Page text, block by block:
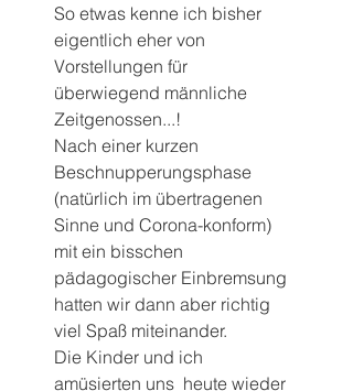
So etwas kenne ich bisher
eigentlich eher von
Vorstellungen für
überwiegend männliche
Zeitgenossen...!
Nach einer kurzen
Beschnupperungsphase
(natürlich im übertragenen
Sinne und Corona-konform)
mit ein bisschen
pädagogischer Einbremsung
hatten wir dann aber richtig
viel Spaß miteinander.
Die Kinder und ich
amüsierten uns  heute wieder